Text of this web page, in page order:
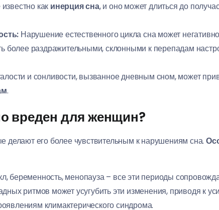
как инерция сна, и оно может длиться до
Нарушение естественного цикла сна может
более раздражительными, склонными к перепадам
и сонливости, вызванное дневным сном, может
.
вреден для женщин?
делают его более чувствительным к нарушениям сна.
беременность, менопауза – все эти периоды
ритмов может усугубить эти изменения, приводя к
климактерического синдрома.